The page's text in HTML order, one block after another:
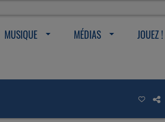
MUSIQUE MÉDIAS JOUEZ !